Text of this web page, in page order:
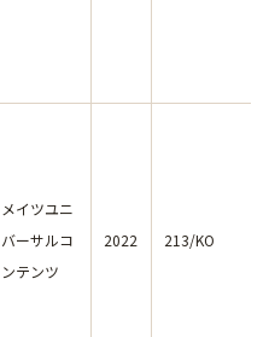
メイツユニ
バーサルコ
ンテンツ
2022 213/KO